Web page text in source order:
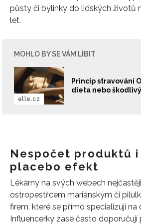
půsty či bylinky do lidských životů
let.
MOHLO BY SE VÁM LÍBIT
Princip stravování
dieta nebo
elle.cz
Nespočet produktů
placebo efekt
Lékárny na svých webech
ostropestřcem mariánským či
firem, které se přímo specializují na
Influencerky zase často